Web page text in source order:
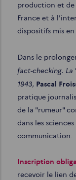
production et
France et à
dispositifs mis
Dans le
fact-checking. La
1943, Pascal
pratique
de la "rumeur"
dans les
communication.
Inscription
recevoir le lien